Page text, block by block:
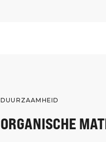
DUURZAAMHEID
ORGANISCHE